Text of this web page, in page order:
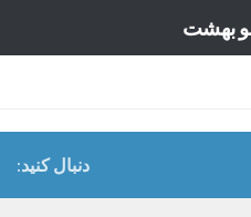
بهشت
دنبال کنید: